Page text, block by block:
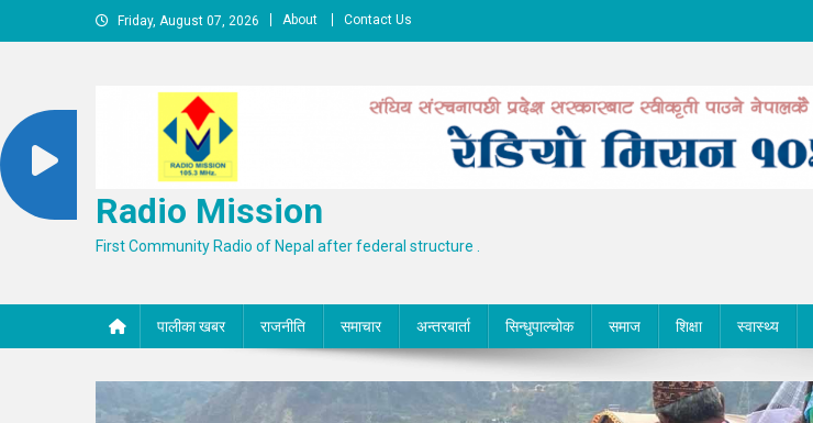
to
Friday, August 07, 2026 About Contact Us
Radio Mission
First Community Radio of Nepal after federal structure .
पालीका खबर राजनीति समाचार अन्तरबार्ता सिन्धुपाल्चोक समाज शिक्षा स्वास्थ्य